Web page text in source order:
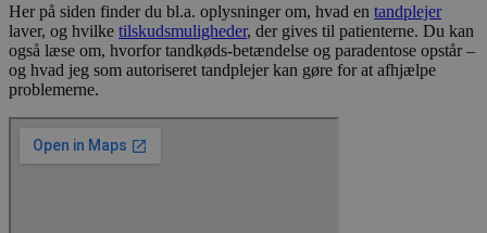
Her på siden finder du bl.a. oplysninger om, hvad en tandplejer
laver, og hvilke tilskudsmuligheder, der gives til patienterne. Du kan
også læse om, hvorfor tandkøds-betændelse og paradentose opstår –
og hvad jeg som autoriseret tandplejer kan gøre for at afhjælpe
problemerne.